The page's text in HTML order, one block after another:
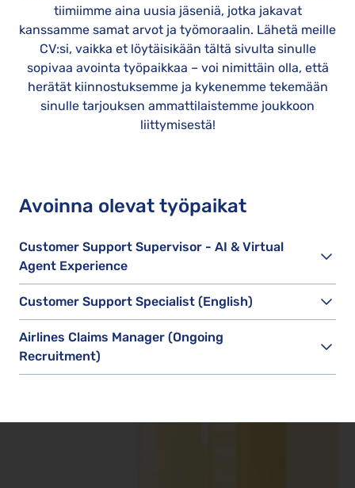
tiimiimme aina uusia jäseniä, jotka jakavat
kanssamme samat arvot ja työmoraalin. Lähetä meille
CV:si, vaikka et löytäisikään tältä sivulta sinulle
sopivaa avointa työpaikkaa – voi nimittäin olla, että
herätät kiinnostuksemme ja kykenemme tekemään
sinulle tarjouksen ammattilaistemme joukkoon
liittymisestä!
Avoinna olevat työpaikat
Customer Support Supervisor - AI & Virtual
Agent Experience
Customer Support Specialist (English)
Airlines Claims Manager (Ongoing
Recruitment)